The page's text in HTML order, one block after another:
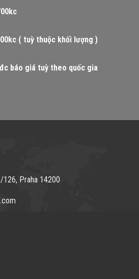
( tuỳ thuộc khối lượng )
báo giá tuỳ theo quốc gia
Praha 14200